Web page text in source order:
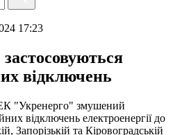
17:23
відключень
"Укренерго" змушений
відключень електроенергії до
Запорізькій та Кіровоградській